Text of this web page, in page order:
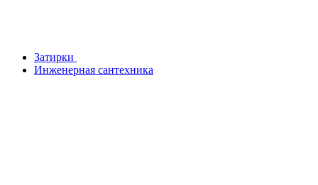
Затирки
Инженерная сантехника